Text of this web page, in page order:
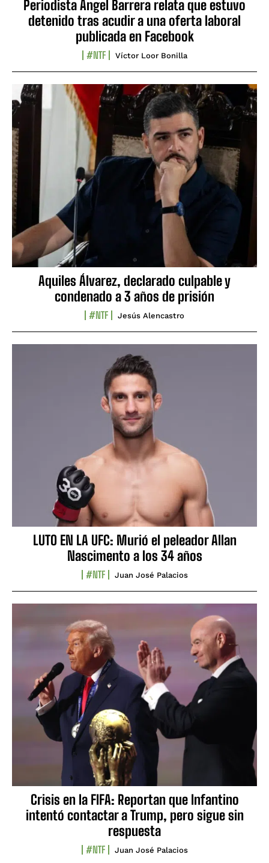
Periodista Ángel Barrera relata que estuvo
detenido tras acudir a una oferta laboral
publicada en Facebook
#NTF Víctor Loor Bonilla
Aquiles Álvarez, declarado culpable y
condenado a 3 años de prisión
#NTF Jesús Alencastro
LUTO EN LA UFC: Murió el peleador Allan
Nascimento a los 34 años
#NTF Juan José Palacios
Crisis en la FIFA: Reportan que Infantino
intentó contactar a Trump, pero sigue sin
respuesta
#NTF Juan José Palacios